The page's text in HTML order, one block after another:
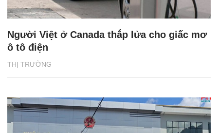
THỊ TRƯỜNG
Người Việt ở Canada thắp lửa cho giấc mơ
ô tô điện